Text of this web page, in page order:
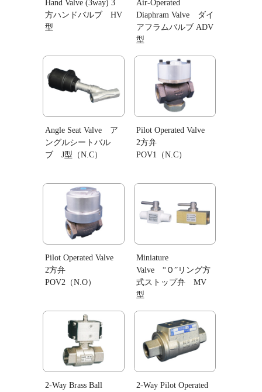
Hand Valve (3way) 3
方ハンドバルブ HV
型
Air-Operated
Diaphram Valve ダイ
アフラムバルブ ADV
型
Angle Seat Valve ア
ングルシートバル
ブ J型（N.C）
Pilot Operated Valve
2方弁
POV1（N.C）
Pilot Operated Valve
2方弁
POV2（N.O）
Miniature
Valve “Ｏ”リング方
式ストップ弁 MV
型
2-Way Brass Ball
2-Way Pilot Operated